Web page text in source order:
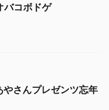
コボドゲ
さんプレゼンツ忘年